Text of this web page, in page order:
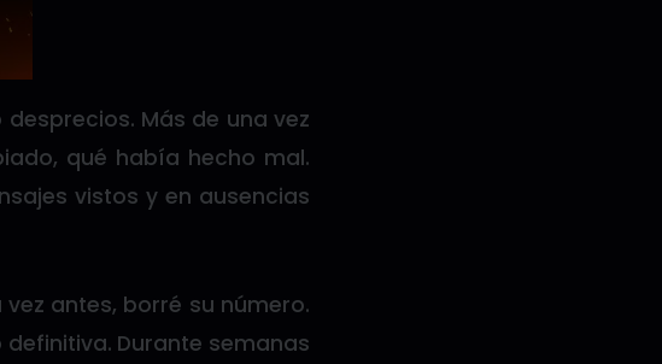
Más de una vez
qué había hecho mal.
vistos y en ausencias
antes, borré su número.
Durante semanas